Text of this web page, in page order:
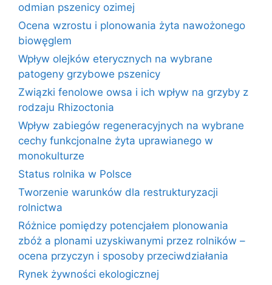
odmian pszenicy ozimej
Ocena wzrostu i plonowania żyta nawożonego
biowęglem
Wpływ olejków eterycznych na wybrane
patogeny grzybowe pszenicy
Związki fenolowe owsa i ich wpływ na grzyby z
rodzaju Rhizoctonia
Wpływ zabiegów regeneracyjnych na wybrane
cechy funkcjonalne żyta uprawianego w
monokulturze
Status rolnika w Polsce
Tworzenie warunków dla restrukturyzacji
rolnictwa
Różnice pomiędzy potencjałem plonowania
zbóż a plonami uzyskiwanymi przez rolników –
ocena przyczyn i sposoby przeciwdziałania
Rynek żywności ekologicznej